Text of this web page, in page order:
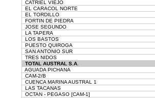
CATRIEL VIEJO
EL CARACOL NORTE
EL TORDILLO
FORTIN DE PIEDRA
JOSE SEGUNDO
LA TAPERA
LOS BASTOS
PUESTO QUIROGA
SAN ANTONIO SUR
TRES NIDOS
TOTAL AUSTRAL S.A.
AGUADA PICHANA
CAM-2/B
CUENCA MARINA AUSTRAL 1
LAS TACANAS
OCTAN - PEGASO [CAM-1]